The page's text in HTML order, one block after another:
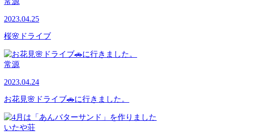
2023.04.25
桜🌸ドライブ
常源
2023.04.24
お花見🌸ドライブ🚗に行きました。
いたや荘